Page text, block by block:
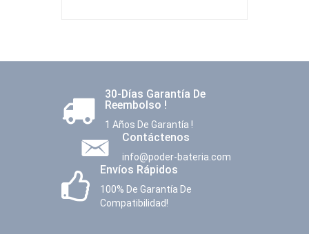
30-Días Garantía De
Reembolso !
1 Años De Garantía !
Contáctenos
info@poder-bateria.com
Envíos Rápidos
100% De Garantía De
Compatibilidad!